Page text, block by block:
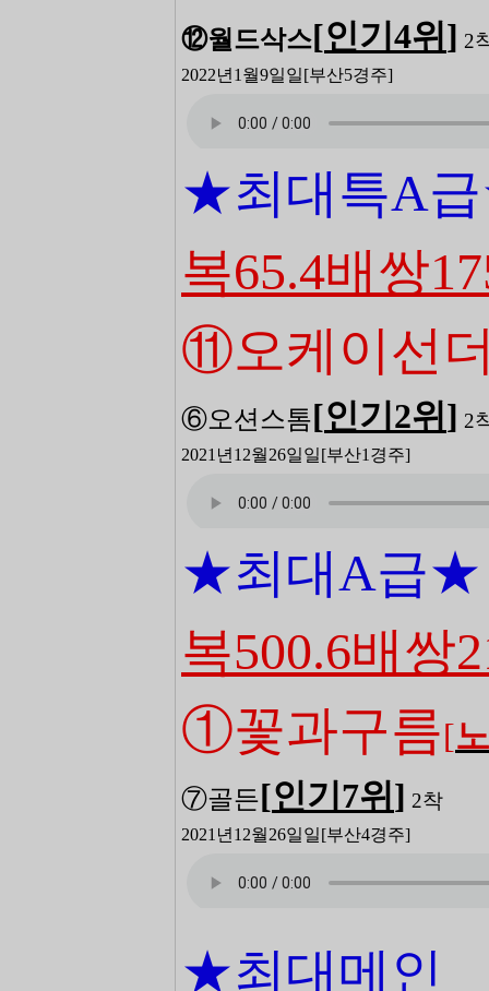
⑫월드삭스[인기4위 ] 2
2022년1월9일일[부산5경주]
★최대특A급
복65.4배쌍
⑪오케이선
⑥오션스톰[인기2위 ] 2
2021년12월26일일[부산1 경주]
★최대A급★
복500.6배쌍
①꽃과구름[
⑦골든[인기7위 ] 2착
2021년12월26일일[부산4경주]
★최대메인